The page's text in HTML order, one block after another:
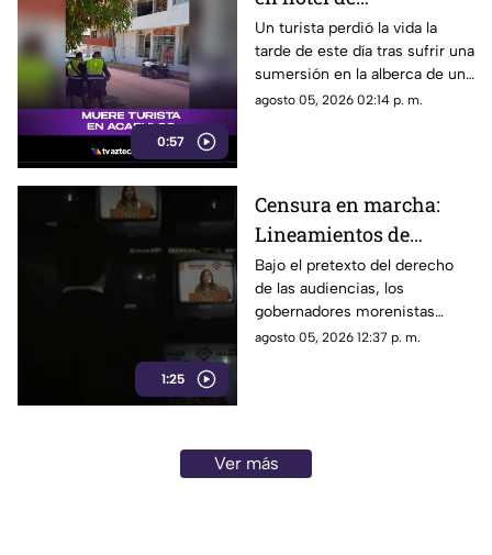
0:57
fraccionamiento Las
Playas en Acapulco
Un turista perdió la vida la
tarde de este día tras sufrir una
sumersión en la alberca de un
hospedaje ubicado sobre la
agosto 05, 2026 02:14 p. m.
1:25
Censura en marcha:
Lineamientos de
audiencia buscan
mantener a los
ciudadanos a oscuras
Bajo el pretexto del derecho
de las audiencias, los
gobernadores morenistas
implementan una estrategia de
agosto 05, 2026 12:37 p. m.
Ver más